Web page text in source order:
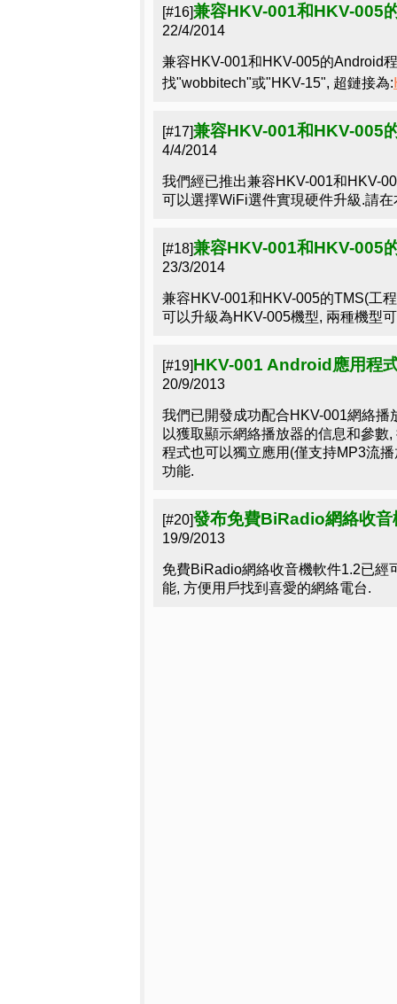
[#16]兼容HKV-001和HKV-005
22/4/2014
兼容HKV-001和HKV-005的Android
找"wobbitech"或"HKV-15", 超鏈接為:
[#17]兼容HKV-001和HKV-005
4/4/2014
我們經已推出兼容HKV-001和HKV-
可以選擇WiFi選件實現硬件升級.請
[#18]兼容HKV-001和HKV-005
23/3/2014
兼容HKV-001和HKV-005的TMS(工
可以升級為HKV-005機型, 兩種機型
[#19]HKV-001 Android應用程
20/9/2013
我們已開發成功配合HKV-001網絡
以獲取顯示網絡播放器的信息和參
程式也可以獨立應用(僅支持MP3流
功能.
[#20]發布免費BiRadio網絡收音
19/9/2013
免費BiRadio網絡收音機軟件1.2已經
能, 方便用戶找到喜愛的網絡電台.